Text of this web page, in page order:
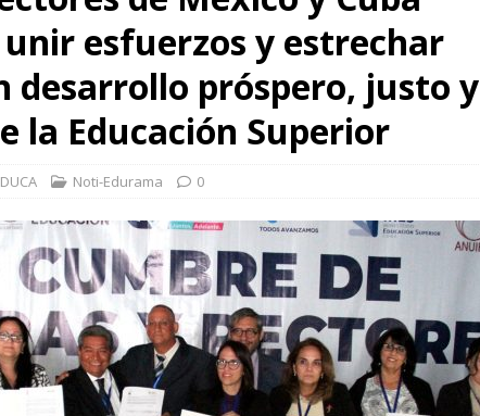
esfuerzos y estrechar
desarrollo próspero, justo y
la Educación Superior
Noti-Edurama 0